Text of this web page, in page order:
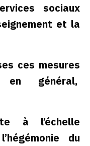
sociaux
et la
ces mesures
général,
à l’échelle
du